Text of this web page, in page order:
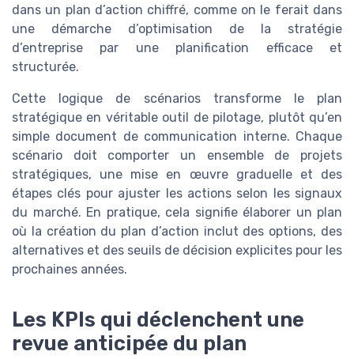
dans un plan d’action chiffré, comme on le ferait dans
une démarche d’optimisation de la stratégie
d’entreprise par une planification efficace et
structurée.
Cette logique de scénarios transforme le plan
stratégique en véritable outil de pilotage, plutôt qu’en
simple document de communication interne. Chaque
scénario doit comporter un ensemble de projets
stratégiques, une mise en œuvre graduelle et des
étapes clés pour ajuster les actions selon les signaux
du marché. En pratique, cela signifie élaborer un plan
où la création du plan d’action inclut des options, des
alternatives et des seuils de décision explicites pour les
prochaines années.
Les KPIs qui déclenchent une
revue anticipée du plan